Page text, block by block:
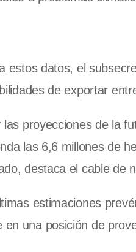
estos datos, el
de exportar
las proyecciones de la
las 6,6 millones de
destaca el cable de
estimaciones
en una posición de